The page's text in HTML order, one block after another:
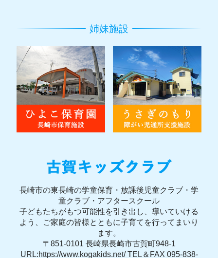
姉妹施設
長崎市の東長崎の学童保育・放課後児童クラブ・学
童クラブ・アフタースクール
子どもたちがもつ可能性を引き出し、導いていける
よう、ご家庭の皆様とともに子育てを行ってまいり
ます。
〒851-0101 長崎県長崎市古賀町948-1
URL:https://www.kogakids.net/ TEL＆FAX 095-838-